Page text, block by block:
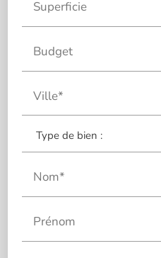
Superficie
Budget
Ville*
Nom*
Prénom